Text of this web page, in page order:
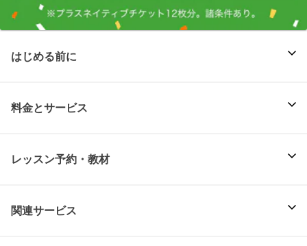
はじめる前に
料金とサービス
レッスン予約・教材
関連サービス